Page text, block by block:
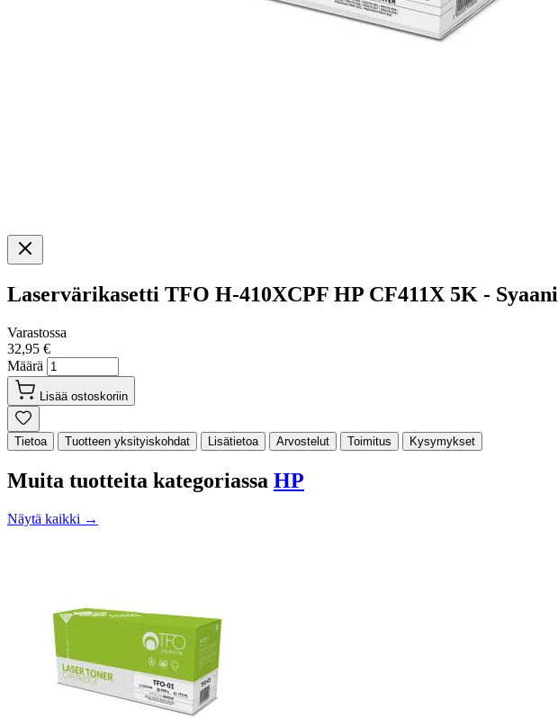
Laservärikasetti TFO H-410XCPF HP CF411X 5K - Syaani
Varastossa
32,95 €
Määrä
Lisää ostoskoriin
Tietoa Tuotteen yksityiskohdat Lisätietoa Arvostelut Toimitus Kysymykset
Muita tuotteita kategoriassa HP
Näytä kaikki →